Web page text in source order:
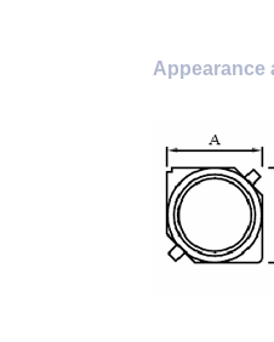
Appearance